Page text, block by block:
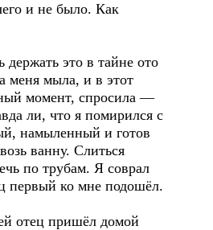
и не было. Как
это в тайне ото
меня мыла, и в этот
момент, спросила —
ли, что я помирился с
намыленный и готов
ванну. Слиться
по трубам. Я соврал
первый ко мне подошёл.
отец пришёл домой